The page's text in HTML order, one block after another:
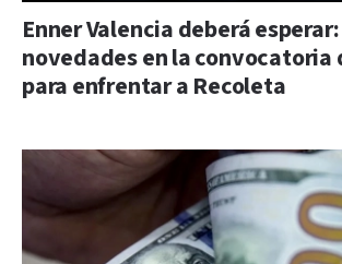
Enner Valencia deberá
novedades en la convocatoria
para enfrentar a Recoleta